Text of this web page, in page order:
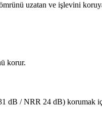
uzatan ve işlevini
korur.
dB / NRR 24 dB) korumak